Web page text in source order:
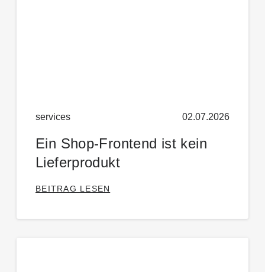
services 02.07.2026
Ein Shop-Frontend ist kein
Lieferprodukt
BEITRAG LESEN